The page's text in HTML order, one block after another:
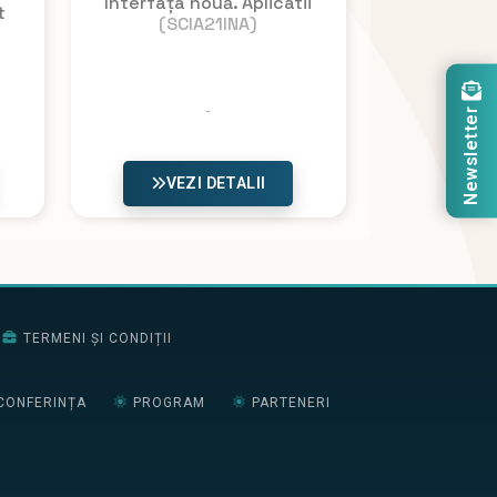
(SCIA21INA)
VEZI DETALII
TERMENI ȘI CONDIȚII
PROGRAM PARTENERI
Newsletter